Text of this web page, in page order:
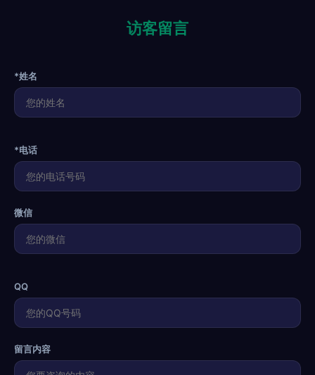
访客留言
*姓名
*电话
微信
QQ
留言内容